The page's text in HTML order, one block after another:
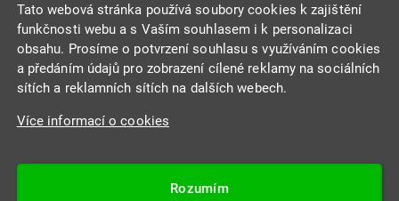
INTEGRA CENTRUM s.r.o.
Jabloňová 662/7
Datová schránka: 4beca6d
Tato webová stránka používá soubory cookies k zajištění
funkčnosti webu a s Vaším souhlasem i k personalizaci
obsahu. Prosíme o potvrzení souhlasu s využíváním cookies
a předáním údajů pro zobrazení cílené reklamy na sociálních
sítích a reklamních sítích na dalších webech.
Více informací o cookies
Rozumím